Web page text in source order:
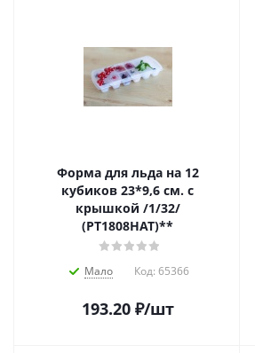
Форма для льда на 12
кубиков 23*9,6 см. с
крышкой /1/32/
(PT1808НАТ)**
Мало Код: 65366
193.20₽/шт